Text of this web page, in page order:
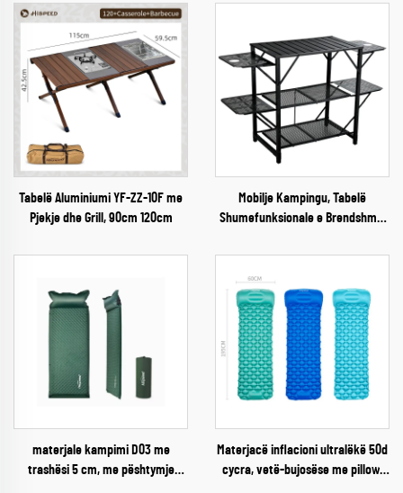
Tabelë Aluminiumi YF-ZZ-10F me
Pjekje dhe Grill, 90cm 120cm
Mobilje Kampingu, Tabelë
Shumefunksionale e Brendshme,
Prehi
materjale kampimi D03 me
trashësi 5 cm, me pështymje
Materjacë inflacioni ultralëkë 50d
cycra, vetë-bujosëse me pillow,